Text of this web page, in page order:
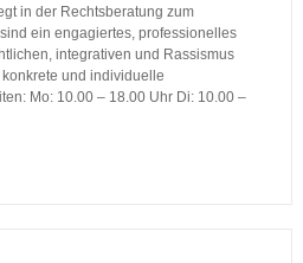
in der Rechtsberatung zum
ein engagiertes, professionelles
integrativen und Rassismus
und individuelle
Mo: 10.00 – 18.00 Uhr Di: 10.00 –